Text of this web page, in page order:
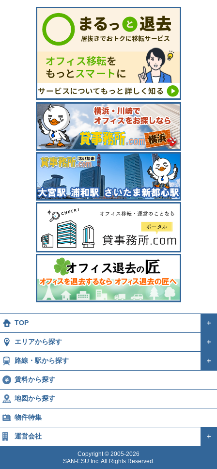
TOP ＋
エリアから探す ＋
路線・駅から探す ＋
賃料から探す
地図から探す
物件特集
運営会社 ＋
Copyright © 2005-2026
SAN-ESU Inc. All Rights Reserved.